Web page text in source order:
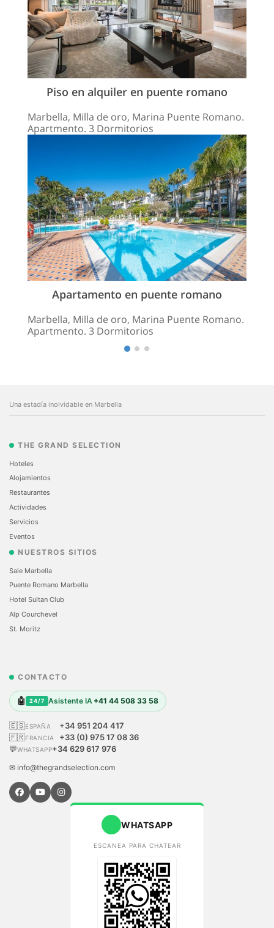
Piso en alquiler en puente romano
Marbella, Milla de oro, Marina Puente Romano.
Apartmento. 3 Dormitorios
Apartamento en puente romano
Marbella, Milla de oro, Marina Puente Romano.
Apartmento. 3 Dormitorios
Una estadía inolvidable en Marbella
THE GRAND SELECTION
Hoteles
Alojamientos
Restaurantes
Actividades
Servicios
Eventos
NUESTROS SITIOS
Sale Marbella
Puente Romano Marbella
Hotel Sultan Club
Alp Courchevel
St. Moritz
CONTACTO
🤖 24/7 Asistente IA +41 44 508 33 58
🇪🇸ESPAÑA
+34 951 204 417
🇫🇷FRANCIA
+33 (0) 975 17 08 36
💬WHATSAPP+34 629 617 976
✉ info@thegrandselection.com
WHATSAPP
ESCANEA PARA CHATEAR